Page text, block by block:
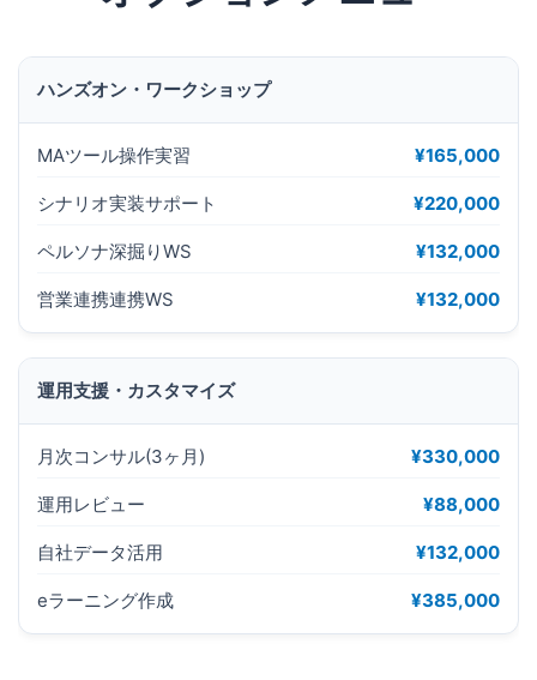
ハンズオン・ワークショップ
MAツール操作実習 ¥165,000
シナリオ実装サポート ¥220,000
ペルソナ深掘りWS ¥132,000
営業連携連携WS ¥132,000
運用支援・カスタマイズ
月次コンサル(3ヶ月) ¥330,000
運用レビュー ¥88,000
自社データ活用 ¥132,000
eラーニング作成 ¥385,000